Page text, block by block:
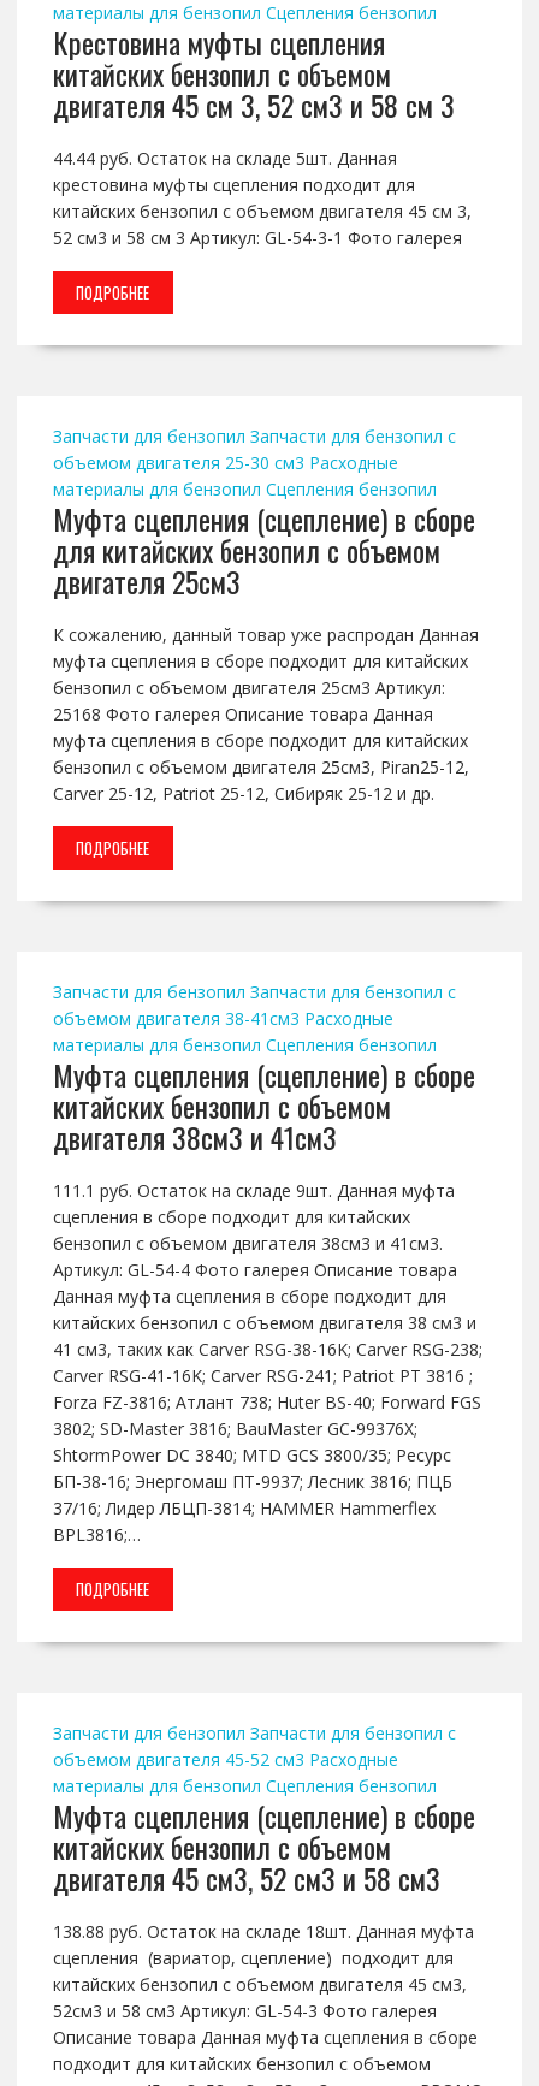
материалы для бензопил Сцепления бензопил
Крестовина муфты сцепления
китайских бензопил с объемом
двигателя 45 см 3, 52 см3 и 58 см 3
44.44 руб. Остаток на складе 5шт. Данная
крестовина муфты сцепления подходит для
китайских бензопил с объемом двигателя 45 см 3,
52 см3 и 58 см 3 Артикул: GL-54-3-1 Фото галерея
ПОДРОБНЕЕ
Запчасти для бензопил Запчасти для бензопил с
объемом двигателя 25-30 см3 Расходные
материалы для бензопил Сцепления бензопил
Муфта сцепления (сцепление) в сборе
для китайских бензопил с объемом
двигателя 25см3
К сожалению, данный товар уже распродан Данная
муфта сцепления в сборе подходит для китайских
бензопил с объемом двигателя 25см3 Артикул:
25168 Фото галерея Описание товара Данная
муфта сцепления в сборе подходит для китайских
бензопил с объемом двигателя 25см3, Piran25-12,
Carver 25-12, Patriot 25-12, Сибиряк 25-12 и др.
ПОДРОБНЕЕ
Запчасти для бензопил Запчасти для бензопил с
объемом двигателя 38-41см3 Расходные
материалы для бензопил Сцепления бензопил
Муфта сцепления (сцепление) в сборе
китайских бензопил с объемом
двигателя 38см3 и 41см3
111.1 руб. Остаток на складе 9шт. Данная муфта
сцепления в сборе подходит для китайских
бензопил с объемом двигателя 38см3 и 41см3.
Артикул: GL-54-4 Фото галерея Описание товара
Данная муфта сцепления в сборе подходит для
китайских бензопил с объемом двигателя 38 см3 и
41 см3, таких как Carver RSG-38-16K; Carver RSG-238;
Carver RSG-41-16K; Carver RSG-241; Patriot РТ 3816 ;
Forza FZ-3816; Атлант 738; Huter BS-40; Forward FGS
3802; SD-Master 3816; BauMaster GC-99376X;
ShtormPower DC 3840; MTD GCS 3800/35; Ресурс
БП-38-16; Энергомаш ПТ-9937; Лесник 3816; ПЦБ
37/16; Лидер ЛБЦП-3814; HAMMER Hammerflex
BPL3816;…
ПОДРОБНЕЕ
Запчасти для бензопил Запчасти для бензопил с
объемом двигателя 45-52 см3 Расходные
материалы для бензопил Сцепления бензопил
Муфта сцепления (сцепление) в сборе
китайских бензопил с объемом
двигателя 45 см3, 52 см3 и 58 см3
138.88 руб. Остаток на складе 18шт. Данная муфта
сцепления (вариатор, сцепление) подходит для
китайских бензопил с объемом двигателя 45 см3,
52см3 и 58 см3 Артикул: GL-54-3 Фото галерея
Описание товара Данная муфта сцепления в сборе
подходит для китайских бензопил с объемом